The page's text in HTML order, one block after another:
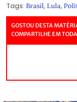
Tags: Brasil, Lula,
GOSTOU DESTA
COMPARTILHE EM